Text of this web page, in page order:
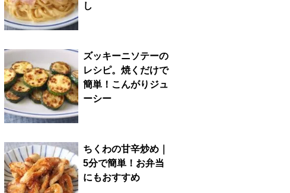
し
ズッキーニソテーの
レシピ。焼くだけで
簡単！こんがりジュ
ーシー
ちくわの甘辛炒め｜
5分で簡単！お弁当
にもおすすめ